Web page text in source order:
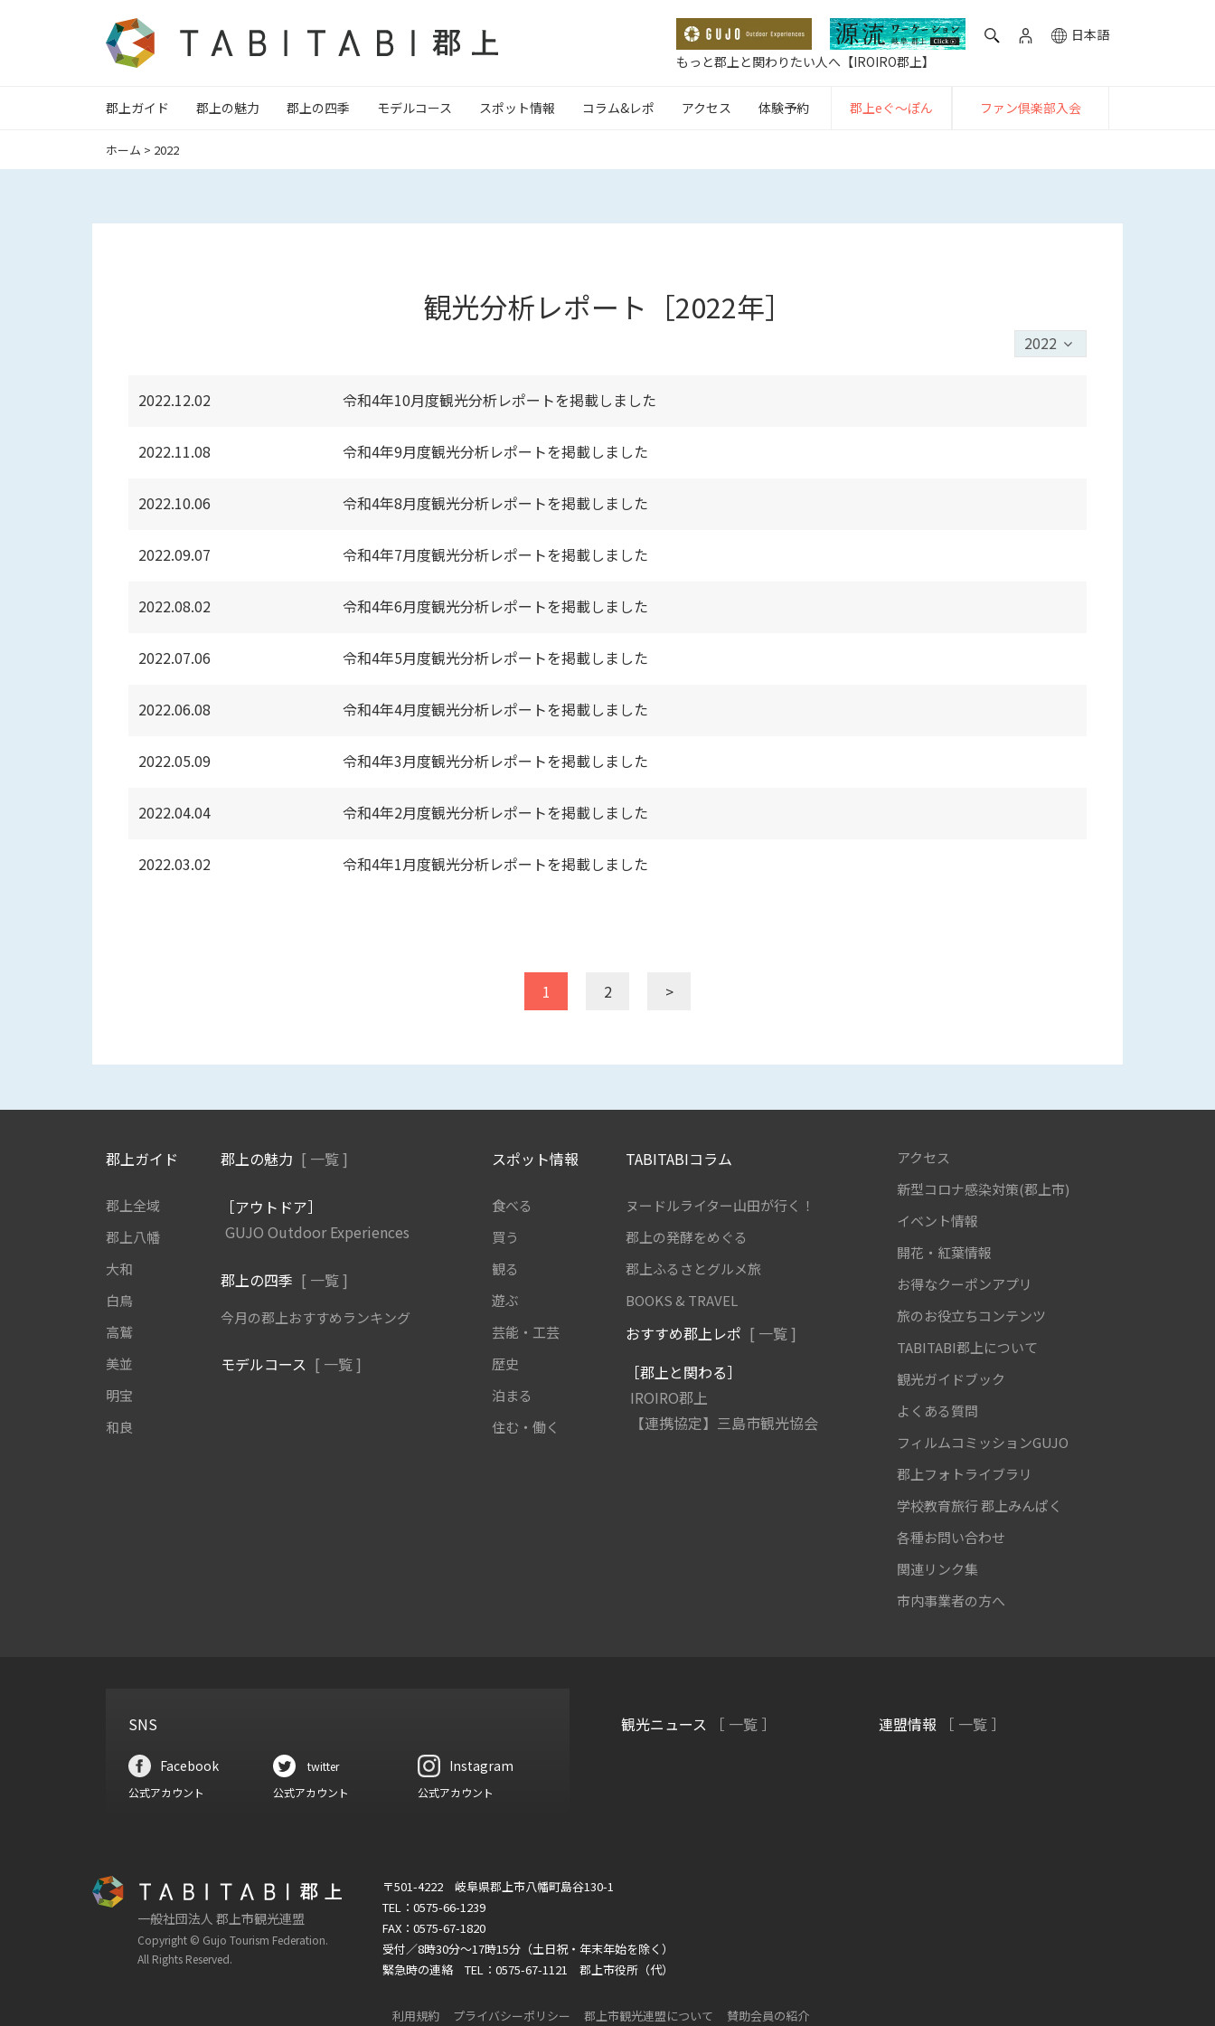
日本語
もっと郡上と関わりたい人へ【IROIRO郡上】
郡上ガイド 郡上の魅力 郡上の四季 モデルコース スポット情報 コラム&レポ アクセス 体験予約 郡上eぐ〜ぽん ファン倶楽部入会
ホーム > 2022
観光分析レポート［2022年］
2022
2022.12.02 令和4年10月度観光分析レポートを掲載しました
2022.11.08 令和4年9月度観光分析レポートを掲載しました
2022.10.06 令和4年8月度観光分析レポートを掲載しました
2022.09.07 令和4年7月度観光分析レポートを掲載しました
2022.08.02 令和4年6月度観光分析レポートを掲載しました
2022.07.06 令和4年5月度観光分析レポートを掲載しました
2022.06.08 令和4年4月度観光分析レポートを掲載しました
2022.05.09 令和4年3月度観光分析レポートを掲載しました
2022.04.04 令和4年2月度観光分析レポートを掲載しました
2022.03.02 令和4年1月度観光分析レポートを掲載しました
1 2 >
郡上ガイド
郡上全域
郡上八幡
大和
白鳥
高鷲
美並
明宝
和良
郡上の魅力 [ 一覧 ]
［アウトドア］
GUJO Outdoor Experiences
郡上の四季 [ 一覧 ]
今月の郡上おすすめランキング
モデルコース [ 一覧 ]
スポット情報
食べる
買う
観る
遊ぶ
芸能・工芸
歴史
泊まる
住む・働く
TABITABIコラム
ヌードルライター山田が行く！
郡上の発酵をめぐる
郡上ふるさとグルメ旅
BOOKS & TRAVEL
おすすめ郡上レポ [ 一覧 ]
［郡上と関わる］
IROIRO郡上
【連携協定】三島市観光協会
アクセス
新型コロナ感染対策(郡上市)
イベント情報
開花・紅葉情報
お得なクーポンアプリ
旅のお役立ちコンテンツ
TABITABI郡上について
観光ガイドブック
よくある質問
フィルムコミッションGUJO
郡上フォトライブラリ
学校教育旅行郡上みんぱく
各種お問い合わせ
関連リンク集
市内事業者の方へ
SNS
Facebook
公式アカウント
twitter
公式アカウント
Instagram
公式アカウント
観光ニュース ［ 一覧 ］ 連盟情報 ［ 一覧 ］
一般社団法人 郡上市観光連盟
Copyright © Gujo Tourism Federation.
All Rights Reserved.
〒501-4222 岐阜県郡上市八幡町島谷130-1
TEL：0575-66-1239
FAX：0575-67-1820
受付／8時30分～17時15分（土日祝・年末年始を除く）
緊急時の連絡 TEL：0575-67-1121 郡上市役所（代）
利用規約 プライバシーポリシー 郡上市観光連盟について 賛助会員の紹介